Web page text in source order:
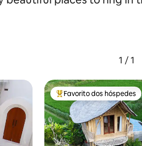
1 de
1 / 1
Favoritos dos hóspedes
Favorito dos hóspedes